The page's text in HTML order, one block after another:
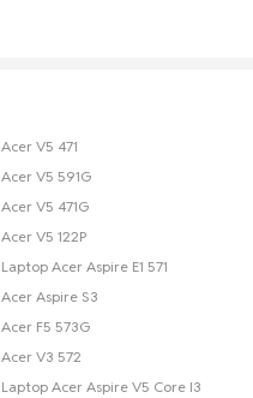
Acer V5 471
Acer V5 591G
Acer V5 471G
Acer V5 122P
Laptop Acer Aspire E1 571
Acer Aspire S3
Acer F5 573G
Acer V3 572
Laptop Acer Aspire V5 Core I3